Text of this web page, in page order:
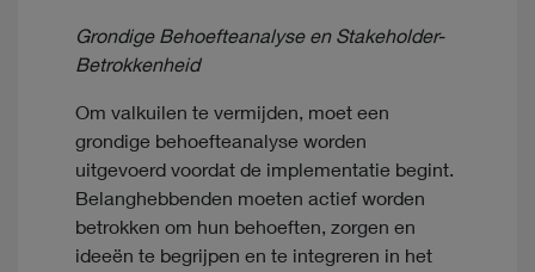
Grondige Behoefteanalyse en Stakeholder-
Betrokkenheid
Om valkuilen te vermijden, moet een
grondige behoefteanalyse worden
uitgevoerd voordat de implementatie begint.
Belanghebbenden moeten actief worden
betrokken om hun behoeften, zorgen en
ideeën te begrijpen en te integreren in het